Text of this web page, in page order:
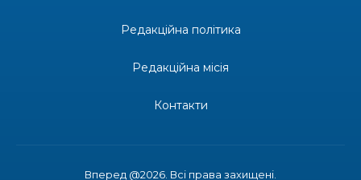
Одна з найяскравіших постатей Бахмута –
професійним святом
Вперед @2026. Всі права захищені.
Редакційна політика
Редакційна місія
Контакти